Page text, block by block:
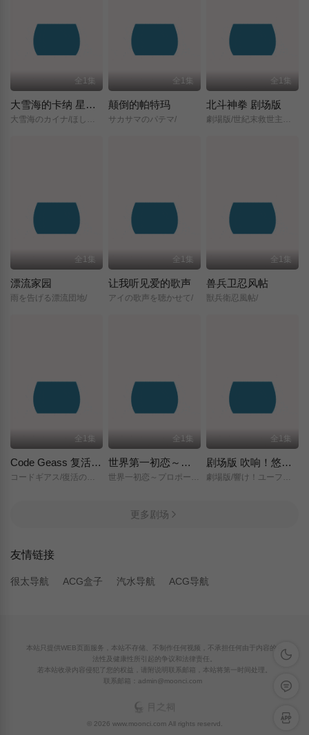
全1集
大雪海的卡纳 星之贤者
大雪海のカイナ/ほしのけんじゃ/
全1集
颠倒的帕特玛
サカサマのパテマ/
全1集
北斗神拳 剧场版
劇場版/世紀末救世主伝説/北斗の拳/
全1集
漂流家园
雨を告げる漂流団地/
全1集
让我听见爱的歌声
アイの歌声を聴かせて/
全1集
兽兵卫忍风帖
獣兵衛忍風帖/
全1集
Code Geass 复活的鲁路修
全1集
世界第一初恋～求婚篇～
全1集
剧场版 吹响！悠风号～想要传达的旋律～
更多剧场
友情链接
很太导航 ACG盒子 汽水导航 ACG导航
深色模
留言反
APP下
本站只提供WEB页面服务，本站不存储、不制作任何视频，不承担任何由于内容的合
法性及健康性所引起的争议和法律责任。
若本站收录内容侵犯了您的权益，请附说明联系邮箱，本站将第一时间处理。
联系邮箱：admin@moonci.com
© 2026 www.moonci.com All rights reservd.